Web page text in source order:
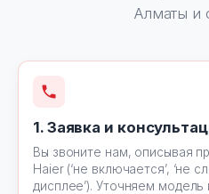
Алматы и
1. Заявка и
Вы звоните нам, описывая
Haier (‘не включается’, ‘не
дисплее’). Уточняем